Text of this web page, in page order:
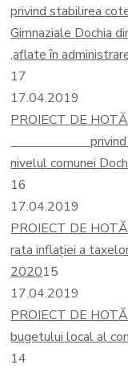
privind stabilirea
Gimnaziale Dochia
,aflate în
17
17.04.2019
PROIECT DE
privind
nivelul comunei
16
17.04.2019
PROIECT DE
rata inflației a
202015
17.04.2019
PROIECT DE
bugetului local al
14